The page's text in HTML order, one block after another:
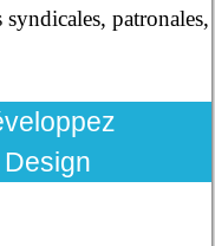
patronales,